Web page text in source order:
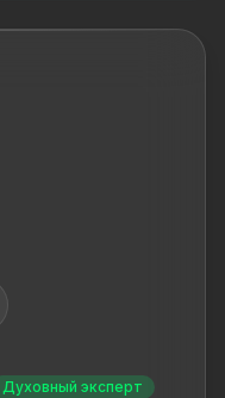
Духовный эксперт